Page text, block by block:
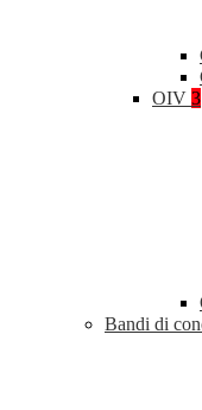
OIV 3
Bandi di